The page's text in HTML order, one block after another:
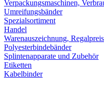
Verpackungsmaschinen,
Umreifungsbänder
Spezialsortiment
Handel
Warenauszeichnung,
Polyesterbindebänder
Splintenapparate und Zubehör
Etiketten
Kabelbinder